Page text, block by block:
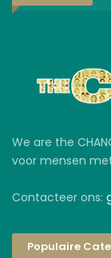
We are the
voor mensen
Contacteer ons:
Populaire